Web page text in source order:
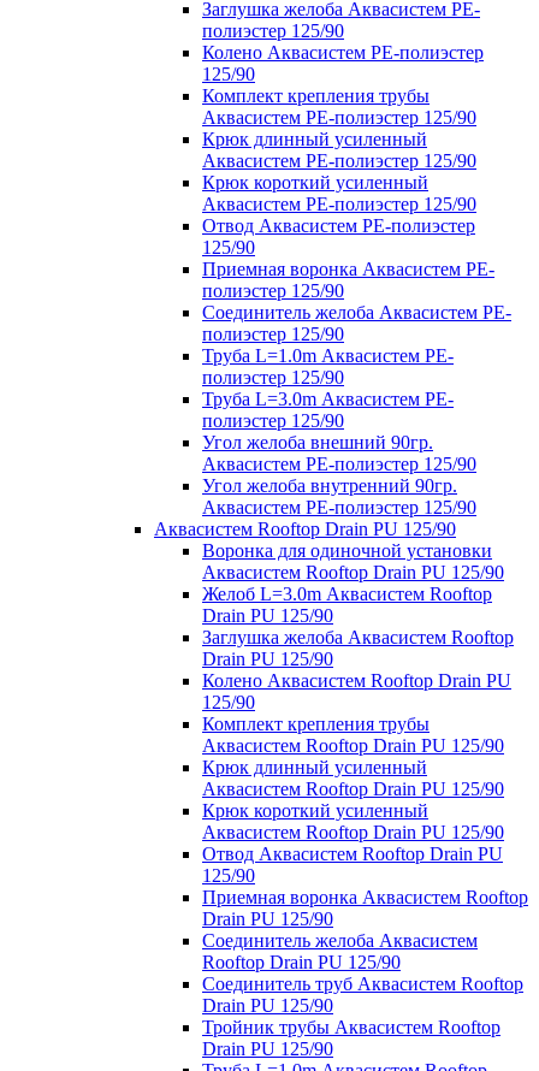
Заглушка желоба Аквасистем PE-
полиэстер 125/90
Колено Аквасистем PE-полиэстер
125/90
Комплект крепления трубы
Аквасистем PE-полиэстер 125/90
Крюк длинный усиленный
Аквасистем PE-полиэстер 125/90
Крюк короткий усиленный
Аквасистем PE-полиэстер 125/90
Отвод Аквасистем РЕ-полиэстер
125/90
Приемная воронка Аквасистем PE-
полиэстер 125/90
Соединитель желоба Аквасистем PE-
полиэстер 125/90
Труба L=1.0m Аквасистем PE-
полиэстер 125/90
Труба L=3.0m Аквасистем PE-
полиэстер 125/90
Угол желоба внешний 90гр.
Аквасистем PE-полиэстер 125/90
Угол желоба внутренний 90гр.
Аквасистем PE-полиэстер 125/90
Аквасистем Rooftop Drain PU 125/90
Воронка для одиночной установки
Аквасистем Rooftop Drain PU 125/90
Желоб L=3.0m Аквасистем Rooftop
Drain PU 125/90
Заглушка желоба Аквасистем Rooftop
Drain PU 125/90
Колено Аквасистем Rooftop Drain PU
125/90
Комплект крепления трубы
Аквасистем Rooftop Drain PU 125/90
Крюк длинный усиленный
Аквасистем Rooftop Drain PU 125/90
Крюк короткий усиленный
Аквасистем Rooftop Drain PU 125/90
Отвод Аквасистем Rooftop Drain PU
125/90
Приемная воронка Аквасистем Rooftop
Drain PU 125/90
Соединитель желоба Аквасистем
Rooftop Drain PU 125/90
Соединитель труб Аквасистем Rooftop
Drain PU 125/90
Тройник трубы Аквасистем Rooftop
Drain PU 125/90